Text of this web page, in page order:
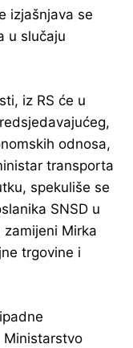
izjašnjava se
u slučaju
iz RS će u
odnosa,
transporta
spekuliše se
SNSD u
zamijeni Mirka
trgovine i
Ministarstvo